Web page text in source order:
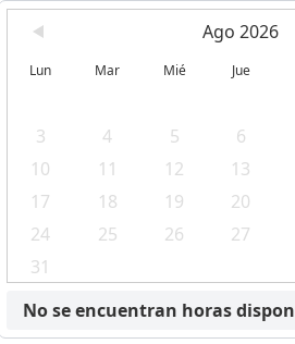
Ago 2026
Lun Mar Mié Jue
3
4 5 6
10
11 12 13
17
18 19 20
24
25 26 27
31
No se encuentran horas